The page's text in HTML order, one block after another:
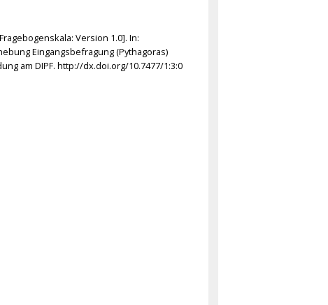
Version 1.0]. In:
Eingangsbefragung (Pythagoras)
am DIPF. http://dx.doi.org/10.7477/1:3:0